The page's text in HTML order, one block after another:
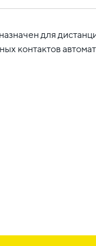
для
контактов